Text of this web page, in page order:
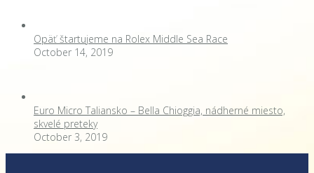
Opäť štartujeme na Rolex Middle Sea Race
October 14, 2019
Euro Micro Taliansko – Bella Chioggia, nádherné miesto,
skvelé preteky
October 3, 2019